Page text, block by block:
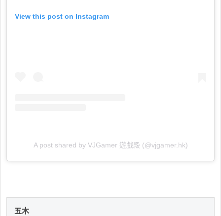
View this post on Instagram
A post shared by VJGamer 遊戲殿 (@vjgamer.hk)
五木